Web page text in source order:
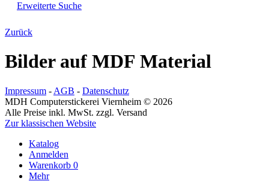
Erweiterte Suche
Zurück
Bilder auf MDF Material
Impressum - AGB - Datenschutz
MDH Computerstickerei Viernheim © 2026
Alle Preise inkl. MwSt. zzgl. Versand
Zur klassischen Website
Katalog
Anmelden
Warenkorb 0
Mehr